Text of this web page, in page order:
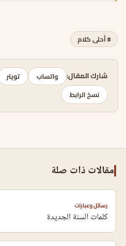
# أحلى كلام
شارك المقال: واتساب تويتر
نسخ الرابط
مقالات ذات صلة
رسائل وعبارات
كلمات السنة الجديدة